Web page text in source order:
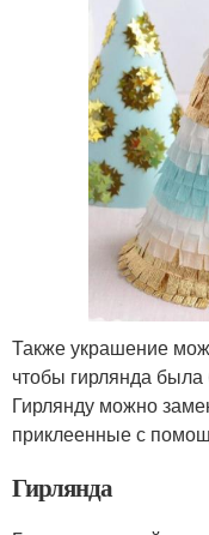
Также украшение
чтобы гирлянда
Гирлянду можно
приклеенные с
Гирлянда